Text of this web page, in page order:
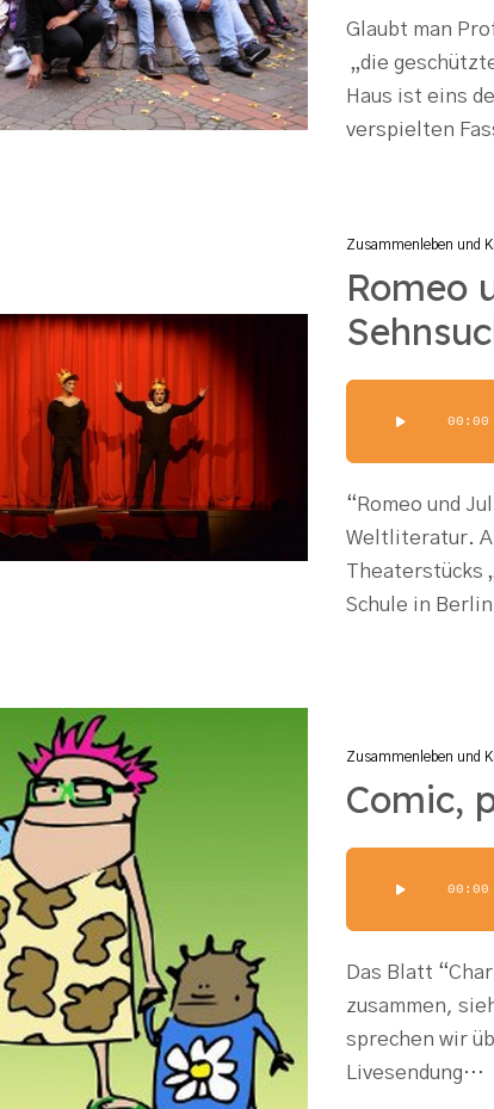
Glaubt man
„die
Haus ist eins
verspielten
Zusammenleben und
Romeo
Player
00:00
“Romeo und
Weltliteratur.
Theaterstücks
Schule in
Zusammenleben und
Comic,
Player
00:00
Das Blatt
zusammen,
sprechen wir
Livesendung…